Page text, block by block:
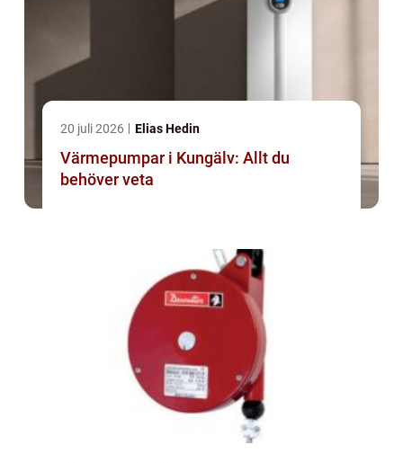
20 juli 2026 Elias Hedin
Värmepumpar i Kungälv: Allt du
behöver veta